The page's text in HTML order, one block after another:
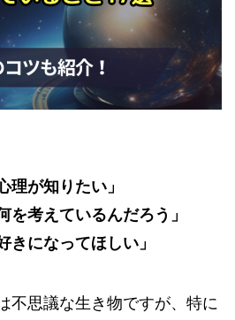
理が知りたい」
を考えているんだろう」
きになってほしい」
不思議な生き物ですが、特に